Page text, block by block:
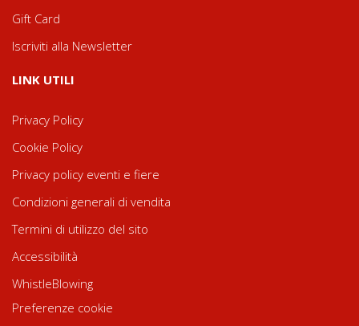
Gift Card
Iscriviti alla Newsletter
LINK UTILI
Privacy Policy
Cookie Policy
Privacy policy eventi e fiere
Condizioni generali di vendita
Termini di utilizzo del sito
Accessibilità
WhistleBlowing
Preferenze cookie